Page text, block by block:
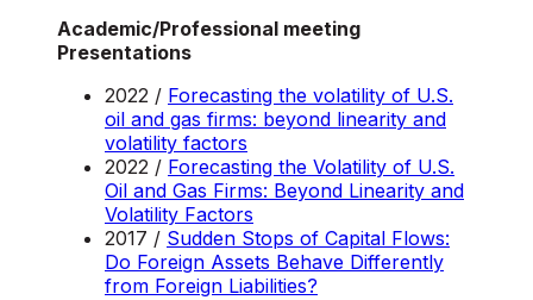
Academic/Professional meeting
Presentations
2022 / Forecasting the volatility of U.S.
oil and gas firms: beyond linearity and
volatility factors
2022 / Forecasting the Volatility of U.S.
Oil and Gas Firms: Beyond Linearity and
Volatility Factors
2017 / Sudden Stops of Capital Flows:
Do Foreign Assets Behave Differently
from Foreign Liabilities?